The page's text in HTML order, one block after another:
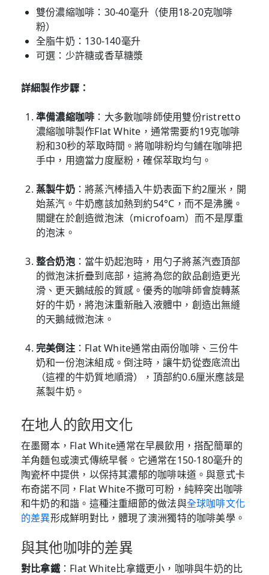
雙份濃縮咖啡：30-40毫升（使用18-20克咖啡
粉）
全脂牛奶：130-140毫升
可選：少許糖或香草糖漿
詳細製作步驟：
準備濃縮咖啡 ：大多數咖啡師使用雙份ristretto
濃縮咖啡製作Flat White，通常需要約19克咖啡
粉和30秒的萃取時間。將咖啡粉均勻鋪在咖啡把
手中，用適當力度壓粉，確保萃取均勻。
蒸製牛奶：將蒸汽棒插入牛奶表面下約2厘米，開
始蒸汽。牛奶應該加熱到約54°C，而不是沸騰。
關鍵在於創造微泡沫（microfoam）而不是厚重
的泡沫。
整合奶泡：當牛奶起泡時，用勺子將蒸汽壺頂部
的微泡沫折疊到底部，這將為您的飲品創造更光
滑、更天鵝絨般的質感。優秀的咖啡師會旋轉蒸
好的牛奶，將泡沫重新融入液體中，創造出無縫
的天鵝絨微泡沫。
完美倒注：Flat White通常由兩份咖啡、三份牛
奶和一份泡沫組成。倒注時，讓牛奶從壺底流出
（這裡的牛奶質地順滑），頂部約0.6厘米應該是
蒸製牛奶。
在地人的飲用文化
在墨爾本，Flat White通常在早晨飲用，搭配簡單的
羊角麵包或澳式傳統早餐。它通常在150-180毫升的
陶瓷杯中提供，以保持其濃郁的咖啡味道。與意式卡
布奇諾不同，Flat White不撒可可粉，純粹突出咖啡
和牛奶的和諧。這種注重細節的做法與全球咖啡文化
的差異形成鮮明對比，體現了澳洲獨特的咖啡美學。
與其他咖啡的差異
對比拿鐵：Flat White比拿鐵更小，咖啡與牛奶的比